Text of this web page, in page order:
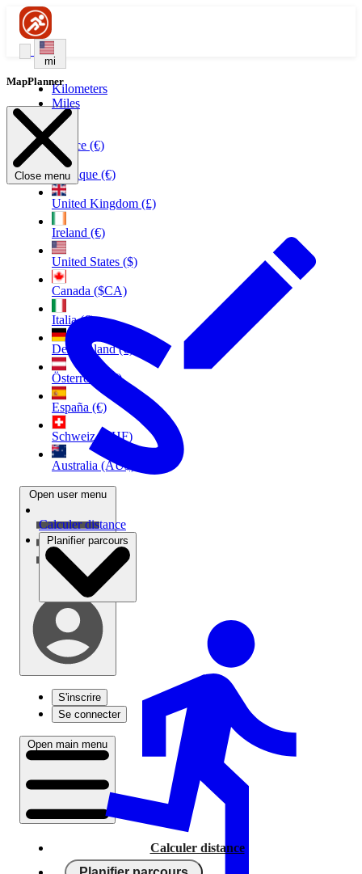
mi
Kilometers
Miles
France (€)
Belgique (€)
United Kingdom (£)
Ireland (€)
United States ($)
Canada ($CA)
Italia (€)
Deutschland (€)
Österreich (€)
España (€)
Schweiz (CHF)
Australia (AU$)
Open user menu
S'inscrire
Se connecter
Open main menu
Calculer distance
MapPlanner
Close menu
Calculer distance
Planifier parcours